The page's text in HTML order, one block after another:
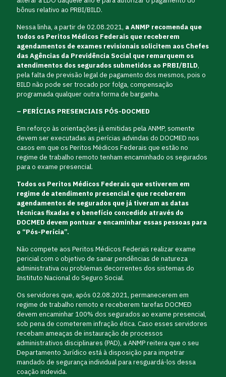
bônus relativo ao PRBI/BILD.
Nessa linha, a partir de 02.08.2021, a ANMP recomenda que
todos os Peritos Médicos Federais que receberem
agendamentos de exames revisionais solicitem aos Chefes
das Agências da Previdência Social que remarquem os
atendimentos dos segurados submetidos ao PRBI/BILD,
pela falta de previsão legal de pagamento dos mesmos, pois o
BILD não pode ser trocado por folga, compensação
programada qualquer outra forma de barganha.
– PERÍCIAS PRESENCIAIS PÓS-DOCMED
Em reforço às orientações já emitidas pela ANMP, somente
devem ser executadas as perícias advindas do DOCMED nos
casos em que os Peritos Médicos Federais que estão no
regime de trabalho remoto tenham encaminhado os segurados
para o exame presencial.
Todos os Peritos Médicos Federais que estiverem em
regime de atendimento presencial e que receberem
agendamentos de segurados que já tiveram as datas
técnicas fixadas e o benefício concedido através do
DOCMED devem pontuar e encaminhar essas pessoas para
o “Pós-Perícia”.
Não compete aos Peritos Médicos Federais realizar exame
pericial com o objetivo de sanar pendências de natureza
administrativa ou problemas decorrentes dos sistemas do
Instituto Nacional do Seguro Social.
Os servidores que, após 02.08.2021, permanecerem em
regime de trabalho remoto e receberem tarefas DOCMED
devem encaminhar 100% dos segurados ao exame presencial,
sob pena de cometerem infração ética. Caso esses servidores
recebam ameaças de instauração de processos
administrativos disciplinares (PAD), a ANMP reitera que o seu
Departamento Jurídico está à disposição para impetrar
mandado de segurança individual para resguardá-los dessa
coação indevida.